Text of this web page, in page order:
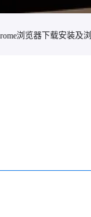
浏览器下载安装及